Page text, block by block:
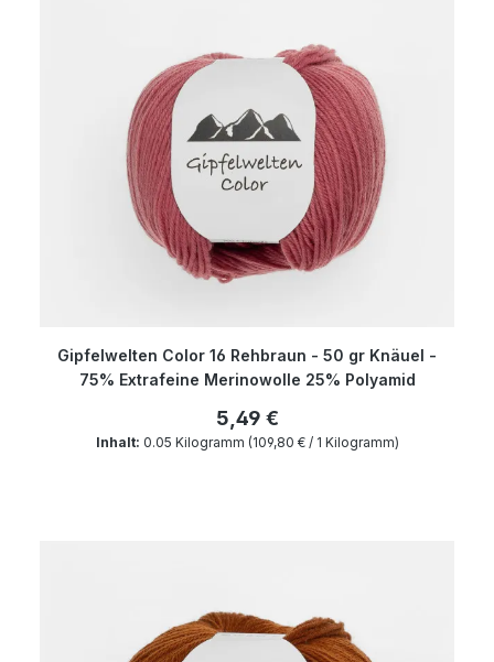
Gipfelwelten Color 16 Rehbraun - 50 gr Knäuel -
75% Extrafeine Merinowolle 25% Polyamid
5,49 €
Inhalt: 0.05 Kilogramm (109,80 € / 1 Kilogramm)